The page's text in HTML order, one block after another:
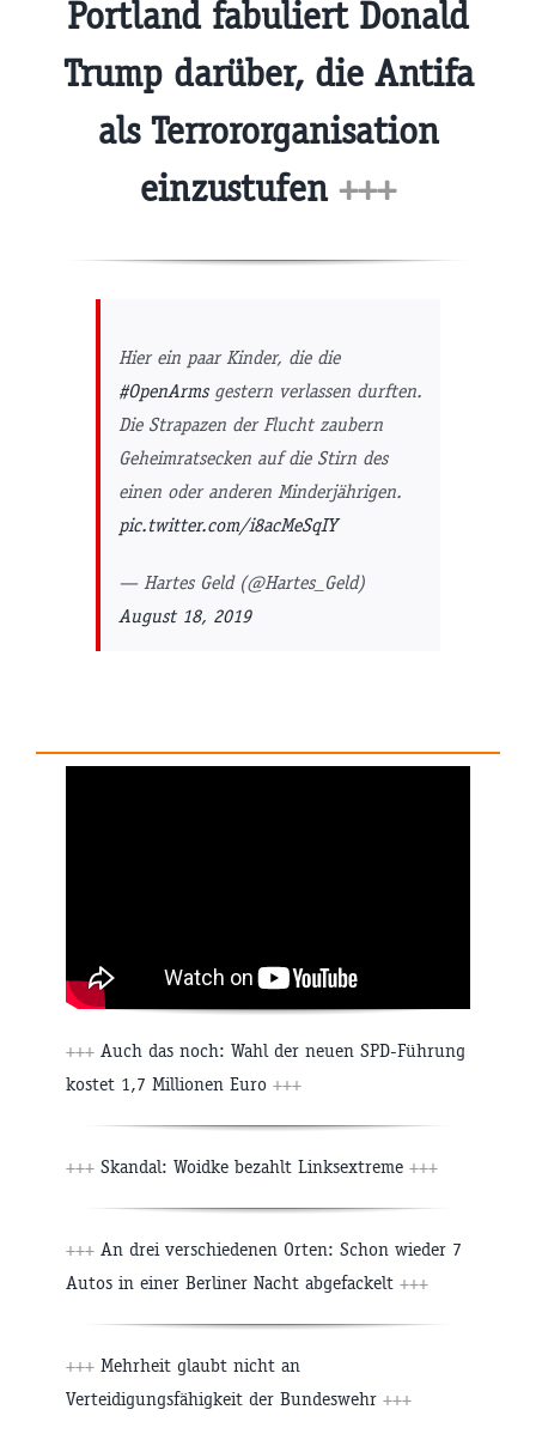
Portland fabuliert Donald
Trump darüber, die Antifa
als Terrororganisation
einzustufen +++
Hier ein paar Kinder, die die
#OpenArmsgestern verlassen durften.
Die Strapazen der Flucht zaubern
Geheimratsecken auf die Stirn des
einen oder anderen Minderjährigen.
pic.twitter.com/i8acMeSqIY
— Hartes Geld (@Hartes_Geld)
August 18, 2019
+++ Auch das noch: Wahl der neuen SPD-Führung
kostet 1,7 Millionen Euro +++
+++ Skandal: Woidke bezahlt Linksextreme +++
+++ An drei verschiedenen Orten: Schon wieder 7
Autos in einer Berliner Nacht abgefackelt +++
+++ Mehrheit glaubt nicht an
Verteidigungsfähigkeit der Bundeswehr +++